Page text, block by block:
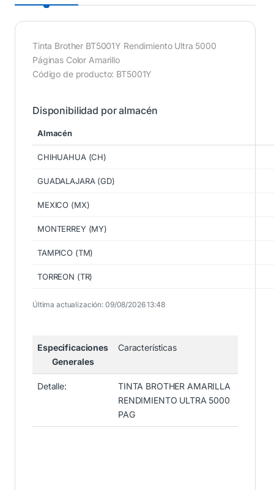
Tinta Brother BT5001Y Rendimiento Ultra 5000
Páginas Color Amarillo
Código de producto: BT5001Y
Disponibilidad por almacén
Almacén
CHIHUAHUA (CH)
GUADALAJARA (GD)
MEXICO (MX)
MONTERREY (MY)
TAMPICO (TM)
TORREON (TR)
Última actualización: 09/08/2026 13:48
Especificaciones
Generales
Características
Detalle:
TINTA BROTHER AMARILLA
RENDIMIENTO ULTRA 5000
PAG